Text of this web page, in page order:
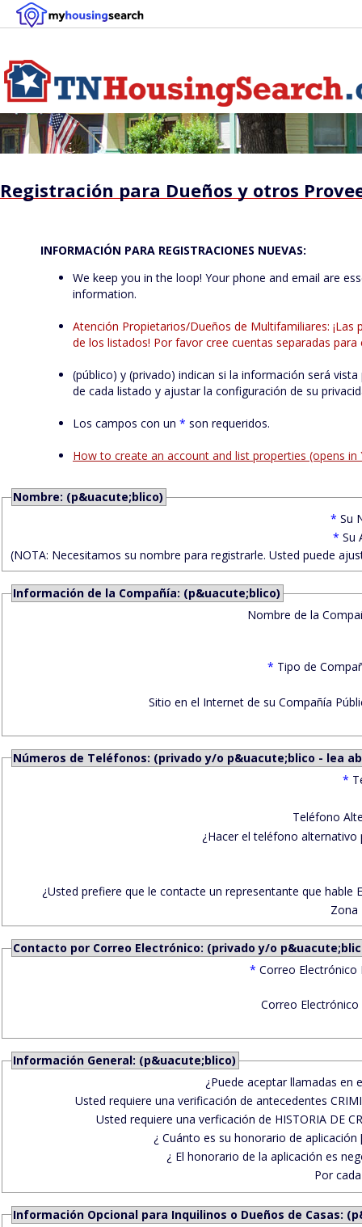
Registración para Dueños y otros
INFORMACIÓN PARA REGISTRACIONES NUEVAS:
We keep you in the loop! Your phone and email are
information.
Atención Propietarios/Dueños de Multifamiliares:
de los listados! Por favor cree cuentas separadas
(público) y (privado) indican si la información será
de cada listado y ajustar la configuración de su
Los campos con un * son requeridos.
How to create an account and list properties (opens in
Nombre: (p&uacute;blico)
* Su
* Su
(NOTA: Necesitamos su nombre para registrarle. Usted puede
Información de la Compañía: (p&uacute;blico)
Nombre de la
* Tipo de
Sitio en el Internet de su Compañía
Números de Teléfonos: (privado y/o p&uacute;blico - lea
*
Teléfono
¿Hacer el teléfono alternativo
¿Usted prefiere que le contacte un representante que hable
Zona
Contacto por Correo Electrónico: (privado y/o
* Correo Electrónico
Correo Electrónico
Información General: (p&uacute;blico)
¿Puede aceptar llamadas en
Usted requiere una verificación de antecedentes
Usted requiere una verficación de HISTORIA DE
¿ Cuánto es su honorario de aplicación
¿ El honorario de la aplicación es
Por
Información Opcional para Inquilinos o Dueños de Casas: